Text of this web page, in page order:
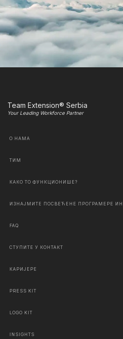
Team Extension® Serbia
Your Leading Workforce Partner
О НАМА
ТИМ
КАКО ТО ФУНКЦИОНИШЕ?
ИЗНАЈМИТЕ ПОСВЕЋЕНЕ ПРОГРАМЕРЕ ИН
FAQ
СТУПИТЕ У КОНТАКТ
КАРИЈЕРЕ
PRESS KIT
LOGO KIT
INSIGHTS